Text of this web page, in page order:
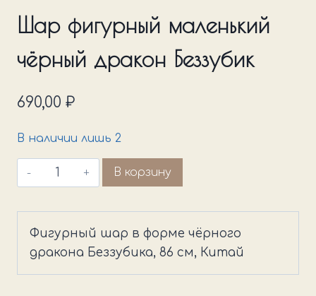
Шар фигурный маленький
чёрный дракон Беззубик
690,00 ₽
В наличии лишь 2
Количество
товара
фигурный
маленький
В корзину
Фигурный шар в форме чёрного
дракона Беззубика, 86 см, Китай